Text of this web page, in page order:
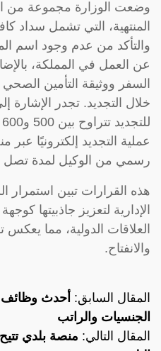
وضعت الوزارة مجموعة من
المنتهية، التي تشمل سداد
والتأكد من عدم وجود اسم
عن العمل في المملكة،
السفر ووثيقة التأمين
خلال التجديد. تجدر الإشارة
عملية التجديد إلكترونيًا
رسمي من الوكيل لمدة تصل
هذه القرارات تبين استمرار
الإدارية لتعزيز جاذبيتها
العلاقات الدولية، مما يعكس
والانفتاح.
المقال السابق: أحدث وظائف
الجنسيات والراتب
المقال التالي: منصة بلدي